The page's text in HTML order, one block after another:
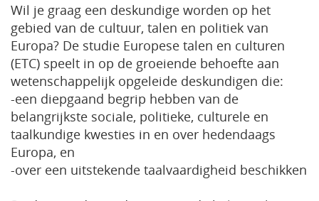
Wil je graag een deskundige worden op het
gebied van de cultuur, talen en politiek van
Europa? De studie Europese talen en culturen
(ETC) speelt in op de groeiende behoefte aan
wetenschappelijk opgeleide deskundigen die:
-een diepgaand begrip hebben van de
belangrijkste sociale, politieke, culturele en
taalkundige kwesties in en over hedendaags
Europa, en
-over een uitstekende taalvaardigheid beschikken